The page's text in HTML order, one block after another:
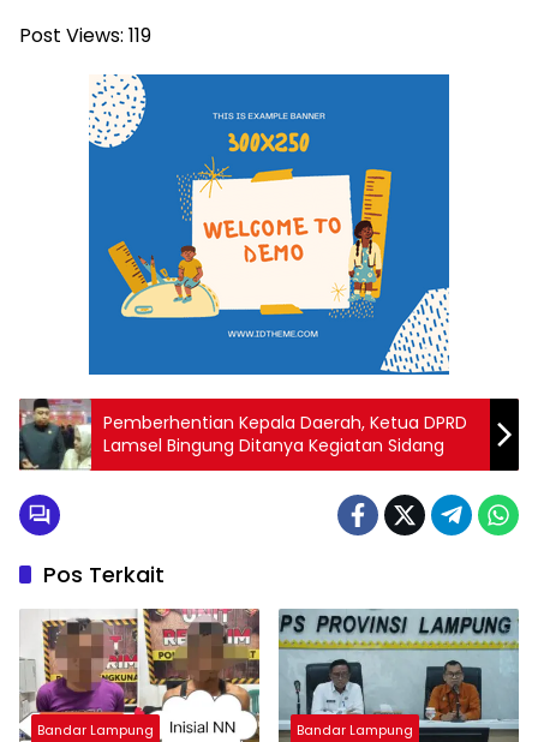
Post Views: 119
Pemberhentian Kepala Daerah, Ketua DPRD
Lamsel Bingung Ditanya Kegiatan Sidang
Pos Terkait
Bandar Lampung Bandar Lampung